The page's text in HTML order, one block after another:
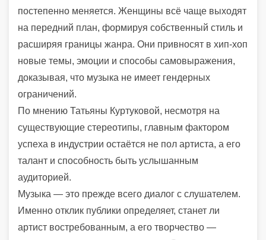
постепенно меняется. Женщины всё чаще выходят
на передний план, формируя собственный стиль и
расширяя границы жанра. Они привносят в хип-хоп
новые темы, эмоции и способы самовыражения,
доказывая, что музыка не имеет гендерных
ограничений.
По мнению Татьяны Куртуковой, несмотря на
существующие стереотипы, главным фактором
успеха в индустрии остаётся не пол артиста, а его
талант и способность быть услышанным
аудиторией.
Музыка — это прежде всего диалог с слушателем.
Именно отклик публики определяет, станет ли
артист востребованным, а его творчество —